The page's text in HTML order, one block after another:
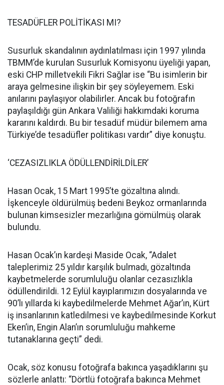
TESADÜFLER POLİTİKASI MI?
Susurluk skandalının aydınlatılması için 1997 yılında
TBMM’de kurulan Susurluk Komisyonu üyeliği yapan,
eski CHP milletvekili Fikri Sağlar ise “Bu isimlerin bir
araya gelmesine ilişkin bir şey söyleyemem. Eski
anılarını paylaşıyor olabilirler. Ancak bu fotoğrafın
paylaşıldığı gün Ankara Valiliği hakkımdaki koruma
kararını kaldırdı. Bu bir tesadüf müdür bilemem ama
Türkiye’de tesadüfler politikası vardır” diye konuştu.
‘CEZASIZLIKLA ÖDÜLLENDİRİLDİLER’
Hasan Ocak, 15 Mart 1995’te gözaltına alındı.
İşkenceyle öldürülmüş bedeni Beykoz ormanlarında
bulunan kimsesizler mezarlığına gömülmüş olarak
bulundu.
Hasan Ocak’ın kardeşi Maside Ocak, “Adalet
taleplerimiz 25 yıldır karşılık bulmadı, gözaltında
kaybetmelerde sorumluluğu olanlar cezasızlıkla
ödüllendirildi. 12 Eylül kayıplarımızın dosyalarında ve
90’lı yıllarda ki kaybedilmelerde Mehmet Ağar’ın, Kürt
iş insanlarının katledilmesi ve kaybedilmesinde Korkut
Eken’in, Engin Alan’ın sorumluluğu mahkeme
tutanaklarına geçti” dedi.
Ocak, söz konusu fotoğrafa bakınca yaşadıklarını şu
sözlerle anlattı: “Dörtlü fotoğrafa bakınca Mehmet